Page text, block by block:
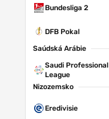
Bundesliga 2
DFB Pokal
Saúdská Arábie
Saudi Professional
League
Nizozemsko
Eredivisie